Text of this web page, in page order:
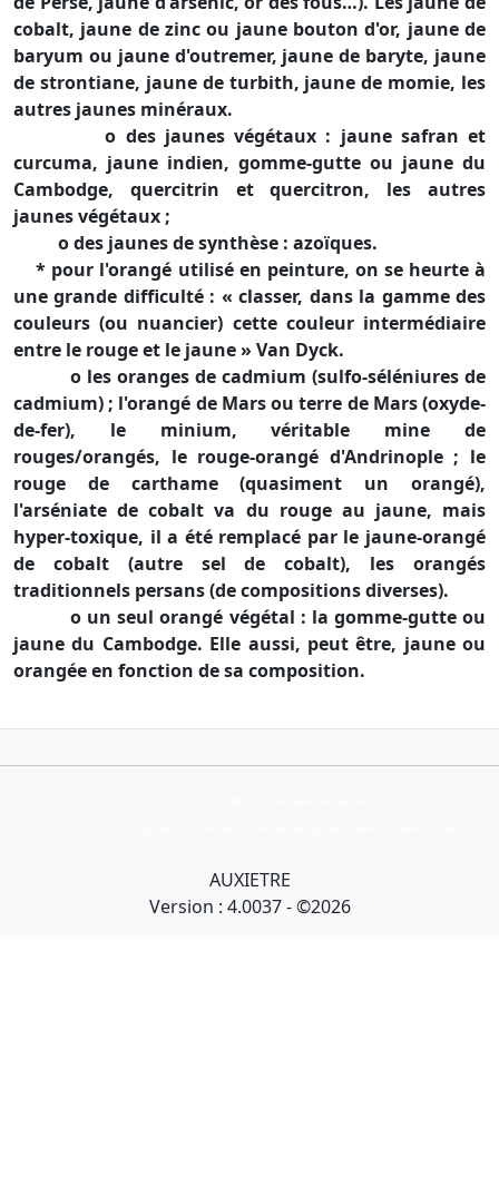
cobalt, jaune de zinc ou jaune bouton d'or, jaune de
baryum ou jaune d'outremer, jaune de baryte, jaune
de strontiane, jaune de turbith, jaune de momie, les
autres jaunes minéraux.
o des jaunes végétaux : jaune safran et
curcuma, jaune indien, gomme-gutte ou jaune du
Cambodge, quercitrin et quercitron, les autres
jaunes végétaux ;
o des jaunes de synthèse : azoïques.
* pour l'orangé utilisé en peinture, on se heurte à
une grande difficulté : « classer, dans la gamme des
couleurs (ou nuancier) cette couleur intermédiaire
entre le rouge et le jaune » Van Dyck.
o les oranges de cadmium (sulfo-séléniures de
cadmium) ; l'orangé de Mars ou terre de Mars (oxyde-
de-fer), le minium, véritable mine de
rouges/orangés, le rouge-orangé d'Andrinople ; le
rouge de carthame (quasiment un orangé),
l'arséniate de cobalt va du rouge au jaune, mais
hyper-toxique, il a été remplacé par le jaune-orangé
de cobalt (autre sel de cobalt), les orangés
traditionnels persans (de compositions diverses).
o un seul orangé végétal : la gomme-gutte ou
jaune du Cambodge. Elle aussi, peut être, jaune ou
orangée en fonction de sa composition.
AUXIETRE
Version : 4.0037 - ©2026